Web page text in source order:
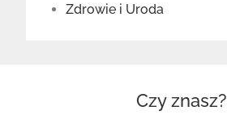
Zdrowie i Uroda
Czy znasz?